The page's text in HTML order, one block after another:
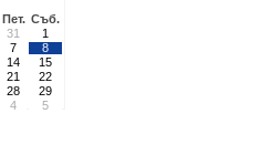
Пет. Съб.
31
1
7
8
14
15
21
22
28
29
4 5